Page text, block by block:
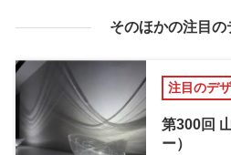
そのほかの注目の
注目のデ
第300回
ー）